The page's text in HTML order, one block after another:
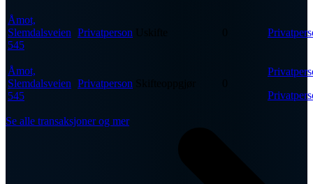
Åmot,
Slemdalsveien
545
Privatperson Uskifte
Åmot,
Slemdalsveien
545
Privatperson Skifteoppgjør
Se alle transaksjoner og mer